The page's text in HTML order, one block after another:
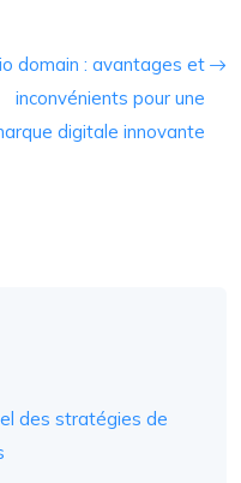
domain : avantages et
inconvénients pour une
digitale innovante
des stratégies de